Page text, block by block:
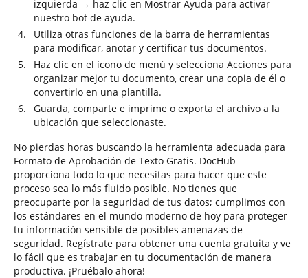
izquierda → haz clic en Mostrar Ayuda para activar
nuestro bot de ayuda.
Utiliza otras funciones de la barra de herramientas
para modificar, anotar y certificar tus documentos.
Haz clic en el ícono de menú y selecciona Acciones para
organizar mejor tu documento, crear una copia de él o
convertirlo en una plantilla.
Guarda, comparte e imprime o exporta el archivo a la
ubicación que seleccionaste.
No pierdas horas buscando la herramienta adecuada para
Formato de Aprobación de Texto Gratis. DocHub
proporciona todo lo que necesitas para hacer que este
proceso sea lo más fluido posible. No tienes que
preocuparte por la seguridad de tus datos; cumplimos con
los estándares en el mundo moderno de hoy para proteger
tu información sensible de posibles amenazas de
seguridad. Regístrate para obtener una cuenta gratuita y ve
lo fácil que es trabajar en tu documentación de manera
productiva. ¡Pruébalo ahora!